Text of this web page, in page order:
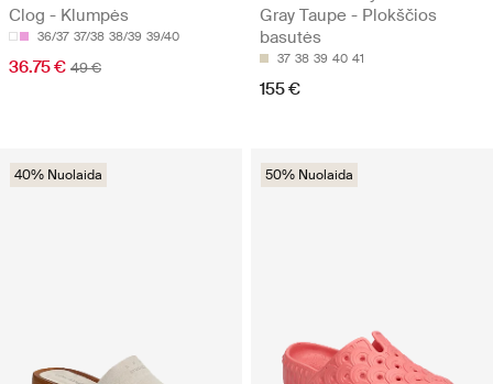
Clog - Klumpės
36/37 37/38 38/39 39/40
36.75 € 49 €
Gray Taupe - Plokščios
basutės
37 38 39 40 41
155 €
40% Nuolaida 50% Nuolaida